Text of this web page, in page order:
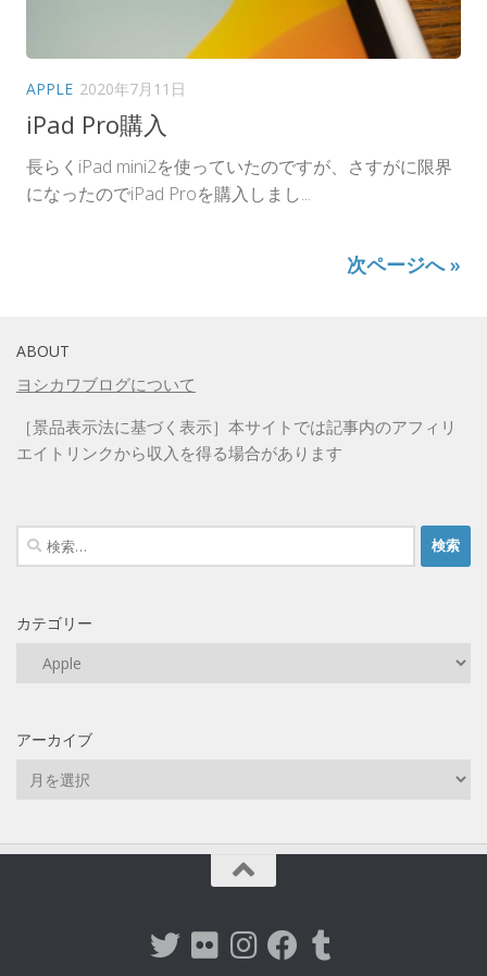
APPLE 2020年7月11日
iPad Pro購入
長らくiPad mini2を使っていたのですが、さすがに限界
になったのでiPad Proを購入しまし...
次ページへ »
ABOUT
ヨシカワブログについて
［景品表示法に基づく表示］本サイトでは記事内のアフィリ
エイトリンクから収入を得る場合があります
検
索:
カテゴリー
リ
アーカイブ
イ